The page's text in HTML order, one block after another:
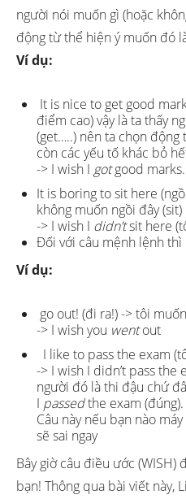
người nói muốn gì (hoặc
động từ thể hiện ý muốn đó
Ví dụ:
It is nice to get good
điểm cao) vậy là ta thấy
(get…..) nên ta chọn
còn các yếu tố khác bỏ
-> I wish I gotgood marks.
It is boring to sit here
không muốn ngồi đây (sit)
-> I wish I didn’tsit here
Đối với câu mệnh lệnh thì
Ví dụ:
go out! (đi ra!) -> tôi
-> I wish you wentout
I like to pass the exam
-> I wish I didn’t pass the
người đó là thi đậu chứ
I passedthe exam (đúng).
Câu này nếu bạn nào
sẽ sai ngay
Bây giờ câu điều ước (WISH)
bạn! Thông qua bài viết này,